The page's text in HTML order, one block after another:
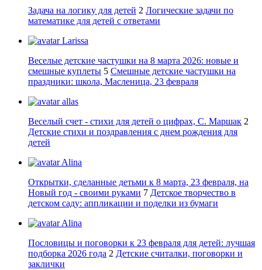
Задача на логику для детей 2 Логические задачи по
математике для детей с ответами
Larissa
Веселые детские частушки на 8 марта 2026: новые и
смешные куплеты 5 Смешные детские частушки на
праздники: школа, Масленица, 23 февраля
allas
Веселый счет - стихи для детей о цифрах, С. Маршак 2
Детские стихи и поздравления с днем рождения для
детей
Alina
Открытки, сделанные детьми к 8 марта, 23 февраля, на
Новый год - своими руками 7 Детское творчество в
детском саду: аппликации и поделки из бумаги
Alina
Пословицы и поговорки к 23 февраля для детей: лучшая
подборка 2026 года 2 Детские считалки, поговорки и
заклички